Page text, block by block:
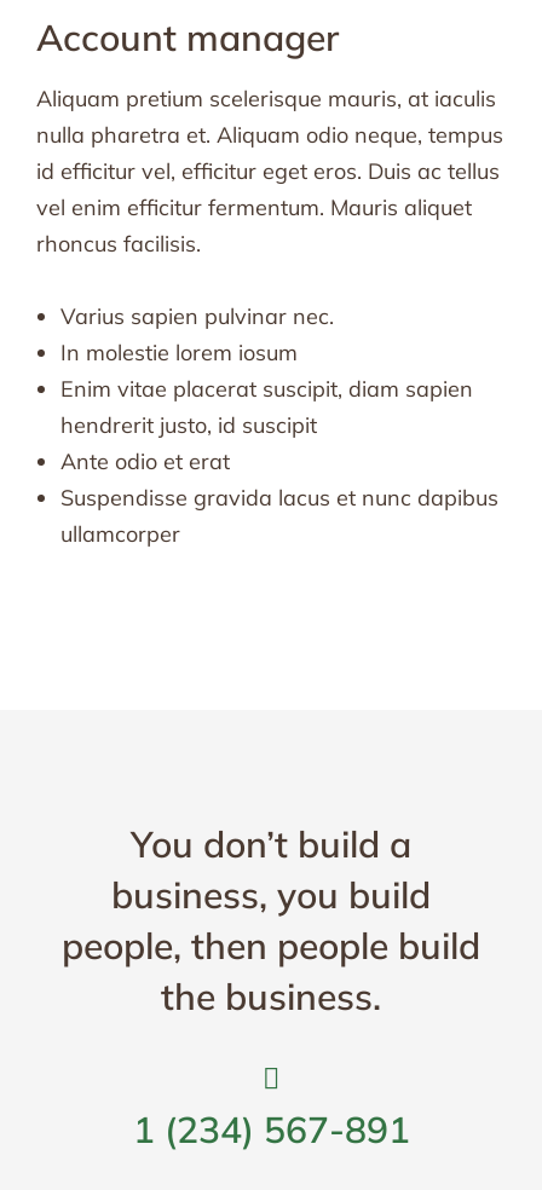
Account manager
Aliquam pretium scelerisque mauris, at iaculis
nulla pharetra et. Aliquam odio neque, tempus
id efficitur vel, efficitur eget eros. Duis ac tellus
vel enim efficitur fermentum. Mauris aliquet
rhoncus facilisis.
Varius sapien pulvinar nec.
In molestie lorem iosum
Enim vitae placerat suscipit, diam sapien
hendrerit justo, id suscipit
Ante odio et erat
Suspendisse gravida lacus et nunc dapibus
ullamcorper
You don’t build a
business, you build
people, then people build
the business.
1 (234) 567-891